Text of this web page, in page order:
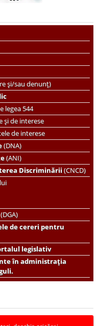
și/sau denunț)
legea 544
și de interese
de interese
(DNA)
(ANI)
Discriminării(CNCD)
de cereri pentru
legislativ
în administrația